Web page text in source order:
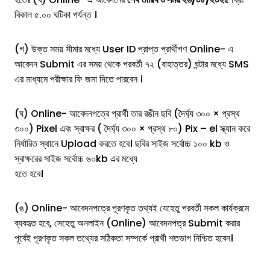
বিকাল ৫.০০ ঘটিকা পর্যন্ত ।
(গ) উক্ত সময় সীমার মধ্যে User ID প্রাপ্ত প্রার্থীগণ Online- এ
আবেদন Submit এর সময় থেকে পরবর্তী ৭২ (বাহাত্তর) ঘন্টার মধ্যে SMS
এর মাধ্যমে পরীক্ষার ফি জমা দিতে পারবেন ।
(ঘ) Online- আবেদনপত্রে প্রার্থী তার রঙীন ছবি (দৈর্ঘ্য ৩০০ × প্রস্থ
৩০০) Pixel এবং স্বাক্ষর ( দৈর্ঘ্য ৩০০ × প্রস্থ ৮০) Pix – el স্ক্যান করে
নির্ধারিত স্থানে Upload করতে হবে। ছবির সাইজ সর্বোচ্চ ১০০ kb ও
স্বাক্ষরের সাইজ সর্বোচ্চ ৬০kb এর মধ্যে
হতে হবে।
(ঙ) Online- আবেদনপত্রে পূরণকৃত তথ্যই যেহেতু পরবর্তী সকল কার্যক্রমে
ব্যবহৃত হবে, সেহেতু অনলাইন (Online) আবেদনপত্র Submit করার
পূর্বেই পূরণকৃত সকল তথ্যের সঠিকতা সম্পর্কে প্রার্থী শতভাগ নিশ্চিত হবেন।